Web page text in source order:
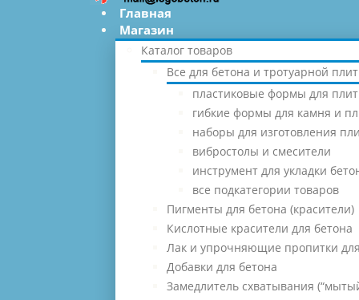
Главная
Магазин
Каталог товаров
Все для бетона и тротуарной
пластиковые формы для
гибкие формы для камня и
наборы для изготовления
вибростолы и смесители
инструмент для укладки
все подкатегории товаров
Пигменты для бетона (красители)
Кислотные красители для бетона
Лак и упрочняющие пропитки
Добавки для бетона
Замедлитель схватывания